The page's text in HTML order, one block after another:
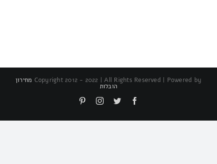
Copyright 2012 - 2022 | All Rights Reserved | Powered by מחירון
הובלות
Facebook
Twitter
Instagram